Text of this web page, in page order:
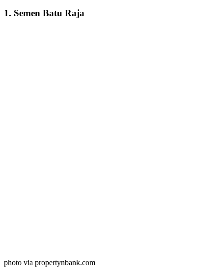
1. Semen Batu Raja
photo via propertynbank.com